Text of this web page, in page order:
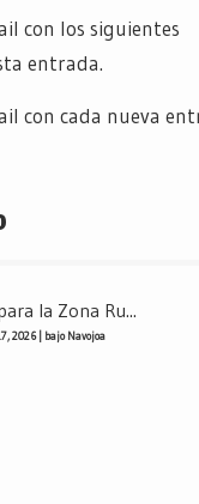
con los siguientes
entrada.
con cada nueva
la Zona Ru...
2026| bajo Navojoa